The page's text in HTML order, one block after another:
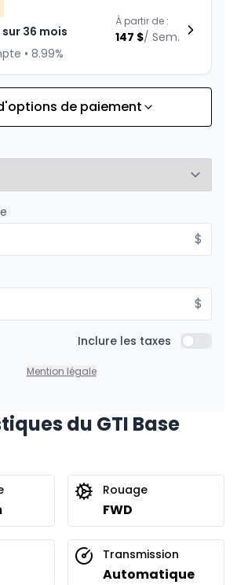
36 mois
• 8.99%
À partir de :
147 $/ Sem.
24 mois
• 8.99%
À partir de :
de paiement
$
$
Inclure les taxes Inclure
Mention légale
du GTI Base
Rouage
FWD
Transmission
Automatique